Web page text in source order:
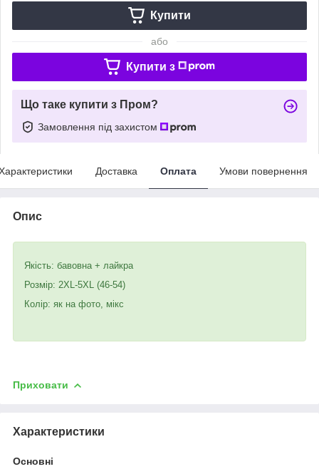
Купити
або
Купити з
Що таке купити з Пром?
Замовлення під захистом
Доставка Оплата Умови повернення
Опис
Якість: бавовна + лайкра
Розмір: 2XL-5XL (46-54)
Колір: як на фото, мікс
Приховати
Характеристики
Основні